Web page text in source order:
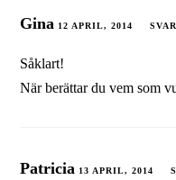
Gina 12 APRIL, 2014
Såklart!
När berättar du vem som
Patricia 13 APRIL, 2014